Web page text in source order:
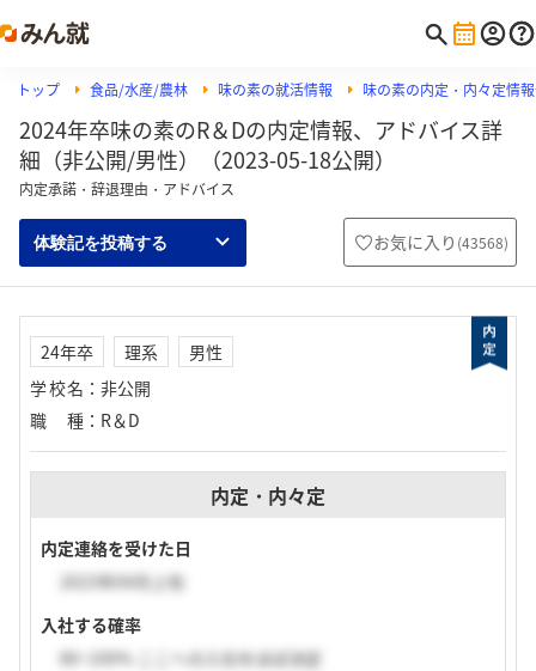
トップ 食品/水産/農林 味の素の就活情報 味の素の内定・内々定情
2024年卒味の素のR＆Dの内定情報、アドバイス詳
細（非公開/男性）（2023-05-18公開）
内定承諾・辞退理由・アドバイス
体験記を投稿する お気に入り (43568)
24年卒 理系
男性
学校名 ： 非公開
職種 ： R＆D
内定・内々定
内定連絡を受けた日
2023年04月上旬
入社する確率
80~100% ここへの入社をほぼ決定